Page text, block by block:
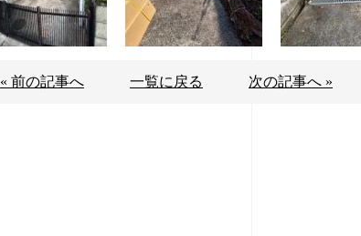
« 前の記事へ 一覧に戻る 次の記事へ »